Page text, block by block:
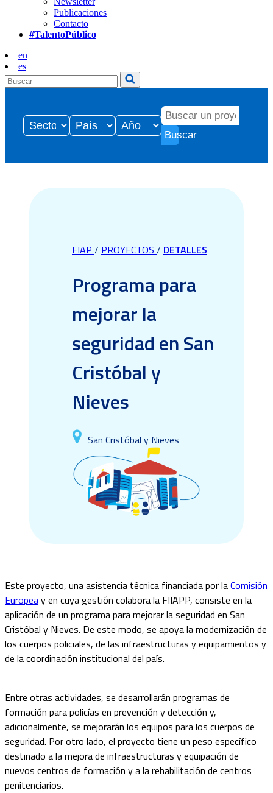
Publicaciones
Contacto
#TalentoPúblico
en
es
Buscar
FIAP / PROYECTOS / DETALLES
Programa para
mejorar la
seguridad en San
Cristóbal y
Nieves
San Cristóbal y Nieves
Este proyecto, una asistencia técnica financiada por laComisión
Europeay en cuya gestión colabora la FIIAPP, consiste en la
aplicación de un programa para mejorar la seguridad en San
Cristóbal y Nieves. De este modo, se apoya la modernización de
los cuerpos policiales, de las infraestructuras y equipamientos y
de la coordinación institucional del país.
Entre otras actividades, se desarrollarán programas de
formación para policías en prevención y detección y,
adicionalmente, se mejorarán los equipos para los cuerpos de
seguridad. Por otro lado, el proyecto tiene un peso específico
destinado a la mejora de infraestructuras y equipación de
nuevos centros de formación y a la rehabilitación de centros
penitenciarios.